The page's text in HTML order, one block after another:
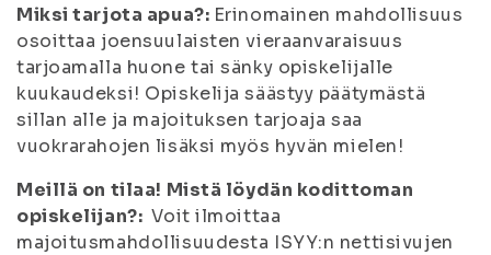
Miksi tarjota apua?: Erinomainen mahdollisuus
osoittaa joensuulaisten vieraanvaraisuus
tarjoamalla huone tai sänky opiskelijalle
kuukaudeksi! Opiskelija säästyy päätymästä
sillan alle ja majoituksen tarjoaja saa
vuokrarahojen lisäksi myös hyvän mielen!
Meillä on tilaa! Mistä löydän kodittoman
opiskelijan?: Voit ilmoittaa
majoitusmahdollisuudesta ISYY:n nettisivujen